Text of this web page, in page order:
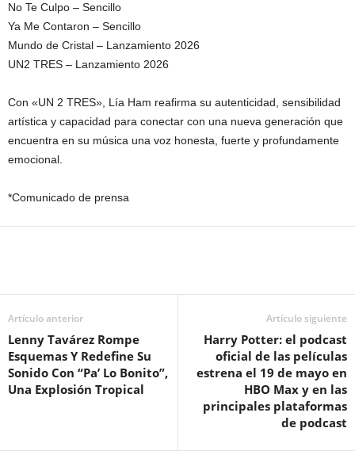
No Te Culpo – Sencillo
Ya Me Contaron – Sencillo
Mundo de Cristal – Lanzamiento 2026
UN2 TRES – Lanzamiento 2026
Con «UN 2 TRES», Lía Ham reafirma su autenticidad, sensibilidad
artística y capacidad para conectar con una nueva generación que
encuentra en su música una voz honesta, fuerte y profundamente
emocional.
*Comunicado de prensa
Artículo anterior
Lenny Tavárez Rompe
Esquemas Y Redefine Su
Sonido Con “Pa’ Lo Bonito”,
Una Explosión Tropical
Artículo siguiente
Harry Potter: el podcast
oficial de las películas
estrena el 19 de mayo en
HBO Max y en las
principales plataformas
de podcast